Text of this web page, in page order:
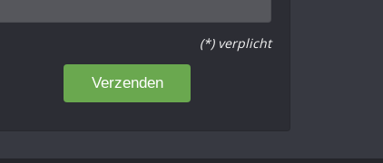
(*) verplicht